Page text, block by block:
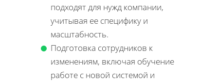
подходят для нужд компании,
учитывая ее специфику и
масштабность.
Подготовка сотрудников к
изменениям, включая обучение
работе с новой системой и